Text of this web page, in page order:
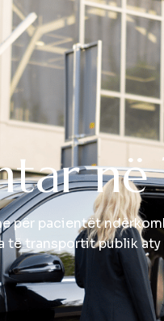
tar në
pacientët
transportit publik